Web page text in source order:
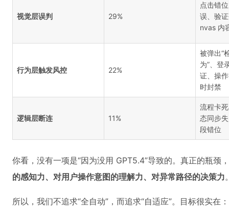
视觉层误判 29%
点击错
误、验
nvas 内
行为层触发风控 22%
被弹出“
为”、登
证、操
时封禁
逻辑层断连 11%
流程卡
态同步
段错位
你看，没有一项是“因为没用 GPT5.4”导致的。真正的瓶颈
的感知力、对用户操作意图的理解力、对异常路径的决策力
所以，我们不追求“全自动”，而追求“自适应”。目标很实